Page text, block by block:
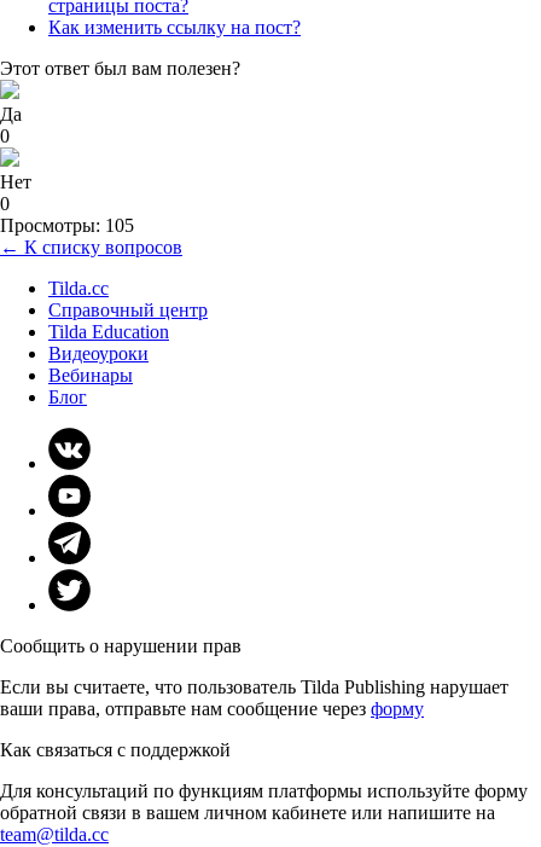
страницы поста?
Как изменить ссылку на пост?
Этот ответ был вам полезен?
Да
0
Нет
0
Просмотры: 105
← К списку вопросов
Tilda.cc
Справочный центр
Tilda Education
Видеоуроки
Вебинары
Блог
Сообщить о нарушении прав
Если вы считаете, что пользователь Tilda Publishing нарушает
ваши права, отправьте нам сообщение через форму
Как связаться с поддержкой
Для консультаций по функциям платформы используйте форму
обратной связи в вашем личном кабинете или напишите на
team@tilda.cc